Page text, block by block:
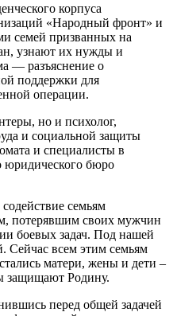
корпуса
«Народный фронт» и
семей призванных на
узнают их нужды и
— разъяснение о
поддержки для
операции.
но и психолог,
и социальной защиты
и специалисты в
юридического бюро
семьям
потерявшим своих мужчин
боевых задач. Под нашей
Сейчас всем этим семьям
матери, жены и дети –
защищают Родину.
перед общей задачей